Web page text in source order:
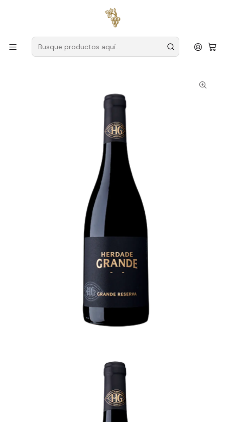
para pedidos superiores a
Productores Alentejo
Gran finca
Herdade Grande Reserva Tinto 2020 Alentejo Tinto 75cl